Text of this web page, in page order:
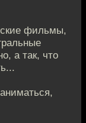
фильмы,
а так, что